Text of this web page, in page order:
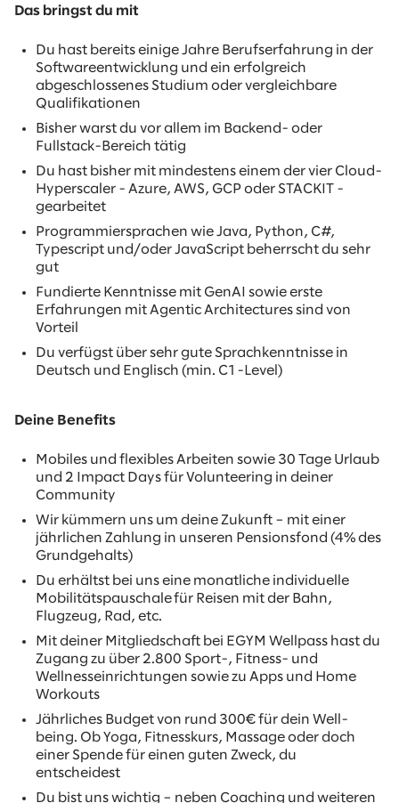
Das bringst du mit
Du hast bereits einige Jahre Berufserfahrung in der
Softwareentwicklung und ein erfolgreich
abgeschlossenes Studium oder vergleichbare
Qualifikationen
Bisher warst du vor allem im Backend- oder
Fullstack-Bereich tätig
Du hast bisher mit mindestens einem der vier Cloud-
Hyperscaler - Azure, AWS, GCP oder STACKIT -
gearbeitet
Programmiersprachen wie Java, Python, C#,
Typescript und/oder JavaScript beherrscht du sehr
gut
Fundierte Kenntnisse mit GenAI sowie erste
Erfahrungen mit Agentic Architectures sind von
Vorteil
Du verfügst über sehr gute Sprachkenntnisse in
Deutsch und Englisch (min. C1-Level)
Deine Benefits
Mobiles und flexibles Arbeiten sowie 30 Tage Urlaub
und 2 Impact Days für Volunteering in deiner
Community
Wir kümmern uns um deine Zukunft – mit einer
jährlichen Zahlung in unseren Pensionsfond (4% des
Grundgehalts)
Du erhältst bei uns eine monatliche individuelle
Mobilitätspauschale für Reisen mit der Bahn,
Flugzeug, Rad, etc.
Mit deiner Mitgliedschaft bei EGYM Wellpass hast du
Zugang zu über 2.800 Sport-, Fitness- und
Wellnesseinrichtungen sowie zu Apps und Home
Workouts
Jährliches Budget von rund 300€ für dein Well-
being. Ob Yoga, Fitnesskurs, Massage oder doch
einer Spende für einen guten Zweck, du
entscheidest
Du bist uns wichtig – neben Coaching und weiteren